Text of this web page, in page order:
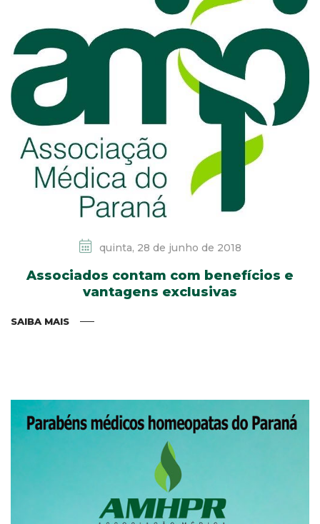
quinta, 28 de junho de 2018
Associados contam com benefícios e
vantagens exclusivas
SAIBA MAIS